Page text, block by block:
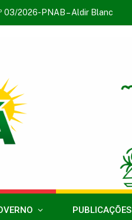
03/2026-PNAB – Aldir Blanc
PUBLICAÇÕES